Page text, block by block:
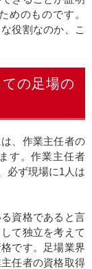
めのものです。
役割なのか、こ
の足場の
、作業主任者の
す。作業主任者
必ず現場に1人は
資格であると言
て独立を考えて
です。足場業界
任者の資格取得